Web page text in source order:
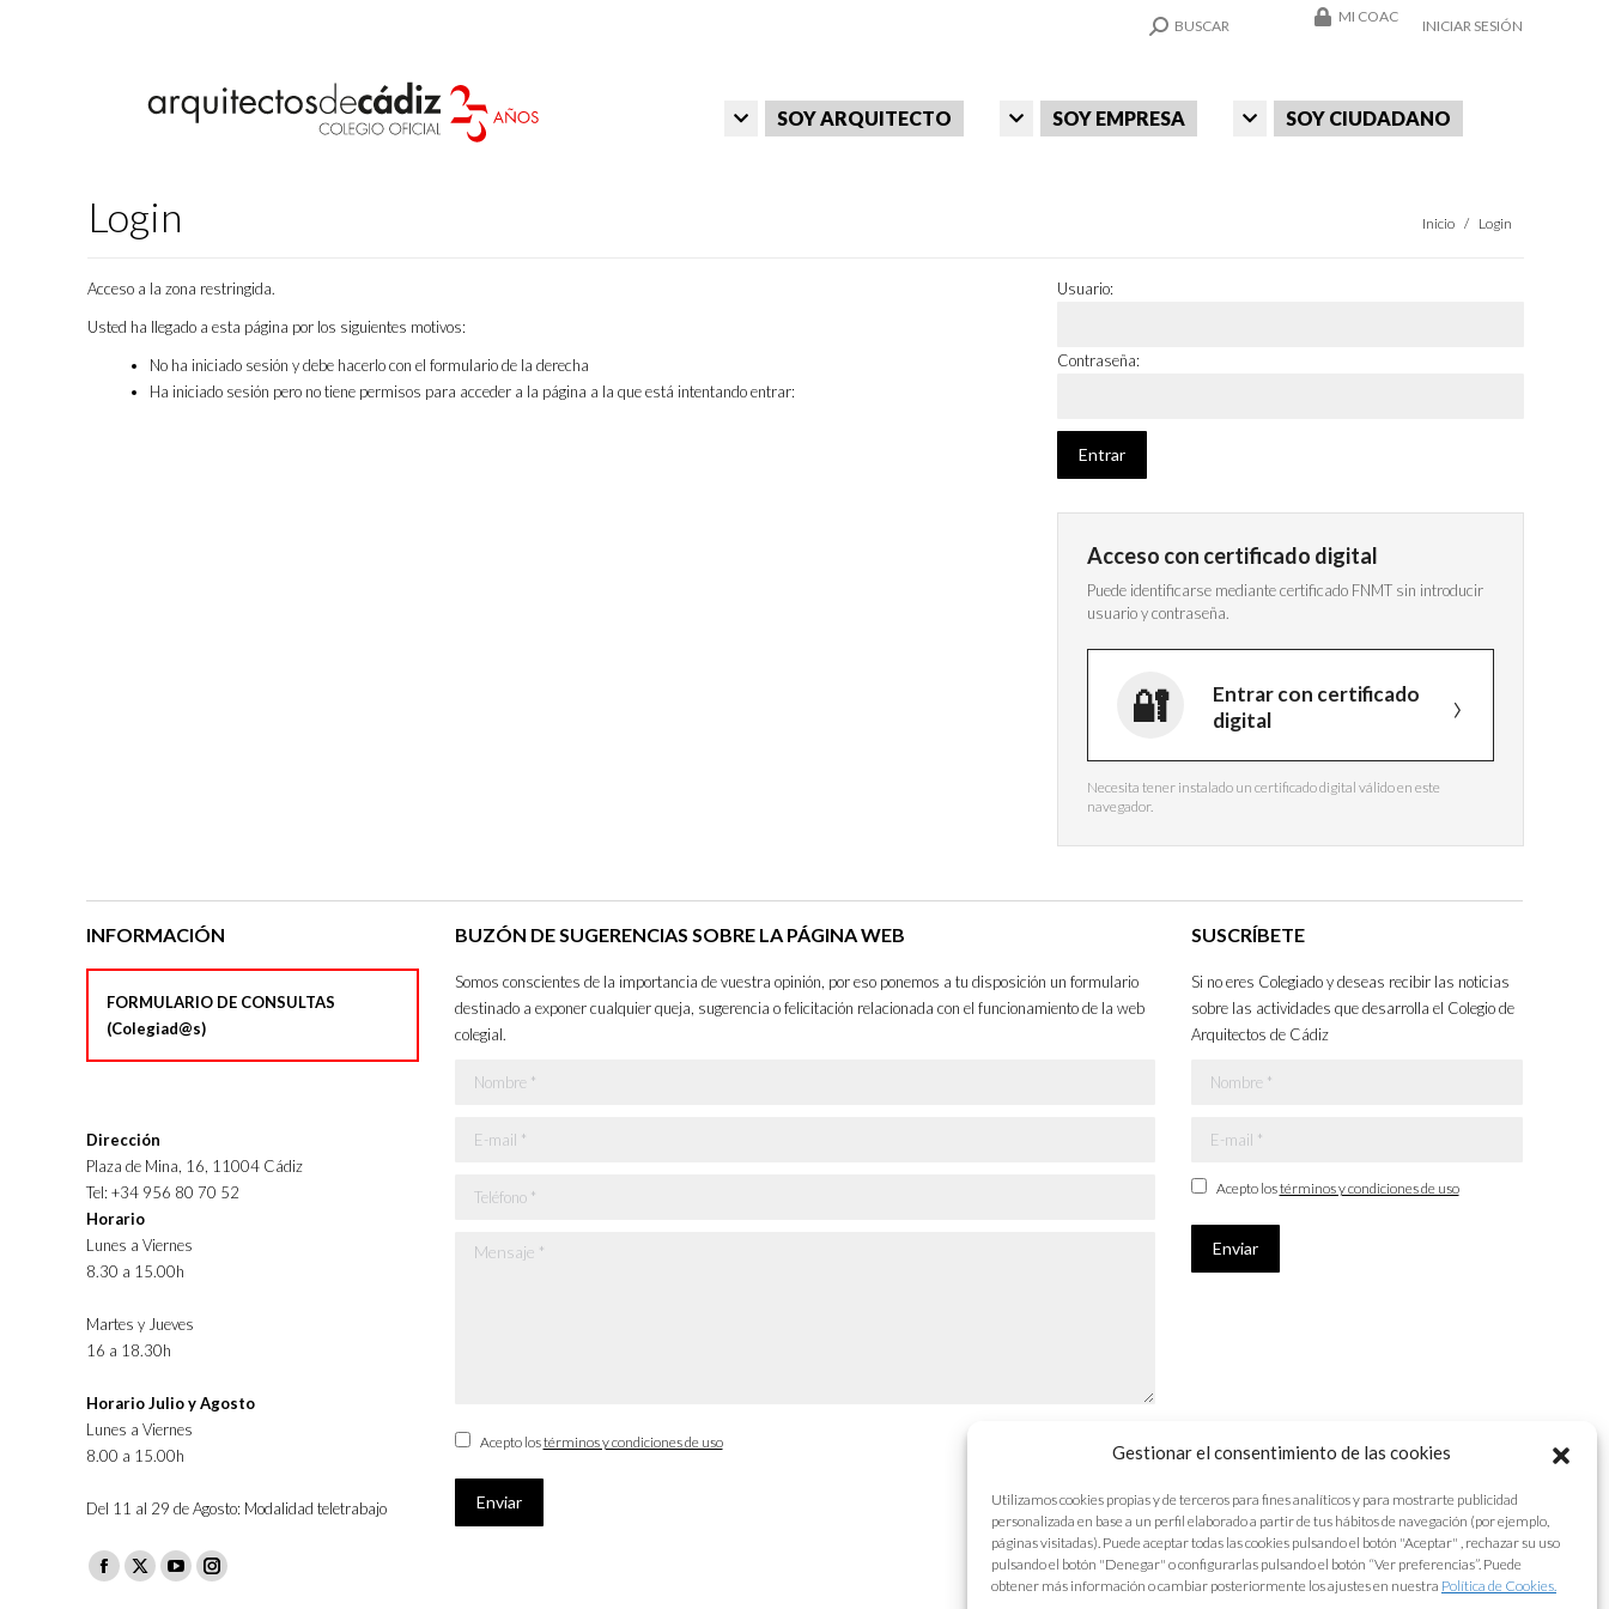
Gestionar el consentimiento de las cookies
Utilizamos cookies propias y de terceros para fines analíticos y para mostrarte publicidad
personalizada en base a un perfil elaborado a partir de tus hábitos de navegación (por ejemplo,
páginas visitadas). Puede aceptar todas las cookies pulsando el botón "Aceptar" , rechazar su uso
pulsando el botón "Denegar" o configurarlas pulsando el botón “Ver preferencias”. Puede
obtener más información o cambiar posteriormente los ajustes en nuestra Política de Cookies.
SEARCH:
BUSCAR
MI COAC
INICIAR SESIÓN
SOY ARQUITECTO SOY EMPRESA SOY CIUDADANO
Login Estás aquí:
Inicio Login
Acceso a la zona restringida.
Usted ha llegado a esta página por los siguientes motivos:
No ha iniciado sesión y debe hacerlo con el formulario de la derecha
Ha iniciado sesión pero no tiene permisos para acceder a la página a la que está intentando entrar:
Usuario:
Contraseña:
Acceso con certificado digital
Puede identificarse mediante certificado FNMT sin introducir
usuario y contraseña.
Entrar con certificado
digital
Necesita tener instalado un certificado digital válido en este
navegador.
INFORMACIÓN
FORMULARIO DE CONSULTAS
(Colegiad@s)
Dirección
Plaza de Mina, 16, 11004 Cádiz
Tel: +34 956 80 70 52
Horario
Lunes a Viernes
8.30 a 15.00h
Martes y Jueves
16 a 18.30h
Horario Julio y Agosto
Lunes a Viernes
8.00 a 15.00h
Del 11 al 29 de Agosto: Modalidad teletrabajo
Facebook
X
YouTubeInstagram
BUZÓN DE SUGERENCIAS SOBRE LA PÁGINA WEB
Somos conscientes de la importancia de vuestra opinión, por eso ponemos a tu disposición un formulario
destinado a exponer cualquier queja, sugerencia o felicitación relacionada con el funcionamiento de la web
colegial.
Nombre *
E-mail *
Teléfono *
Mensaje *
Acepto lostérminos y condiciones de uso
Enviar
SUSCRÍBETE
Si no eres Colegiado y deseas recibir las noticias
sobre las actividades que desarrolla el Colegio de
Arquitectos de Cádiz
Nombre *
E-mail *
Acepto lostérminos y condiciones de uso
Enviar